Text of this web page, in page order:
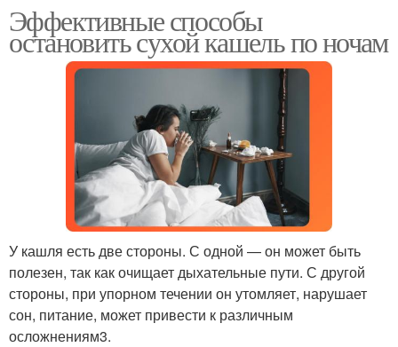
Эффективные способы
остановить сухой кашель по ночам
У кашля есть две стороны. С одной — он может быть
полезен, так как очищает дыхательные пути. С другой
стороны, при упорном течении он утомляет, нарушает
сон, питание, может привести к различным
осложнениям3.